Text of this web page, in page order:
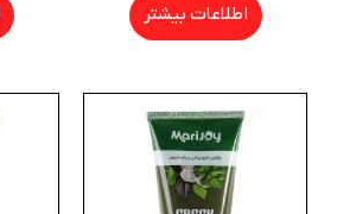
اطلاعات بیشتر